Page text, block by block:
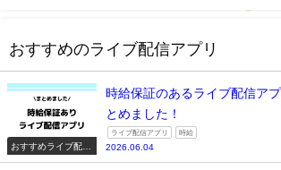
おすすめのライブ配信アプリ
おすすめライブ配信
時給保証のあるライブ配信ア
とめました！
ライブ配信アプリ 時給
2026.06.04